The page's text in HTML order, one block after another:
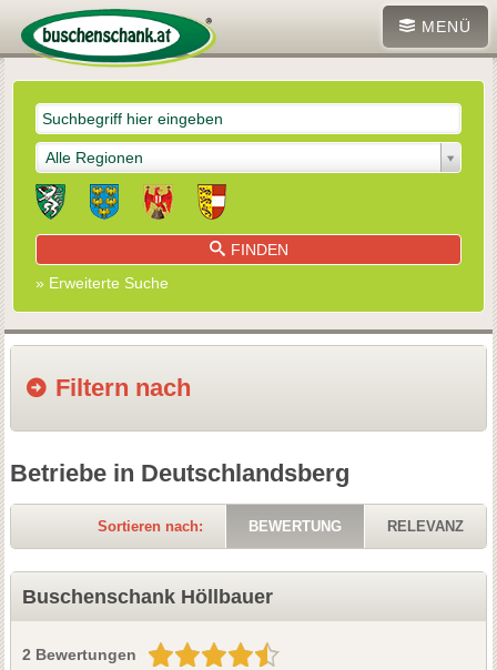
MENÜ
Alle Regionen
FINDEN
» Erweiterte Suche
Filtern nach
Betriebe in Deutschlandsberg
Sortieren nach: BEWERTUNG RELEVANZ
Buschenschank Höllbauer
2 Bewertungen